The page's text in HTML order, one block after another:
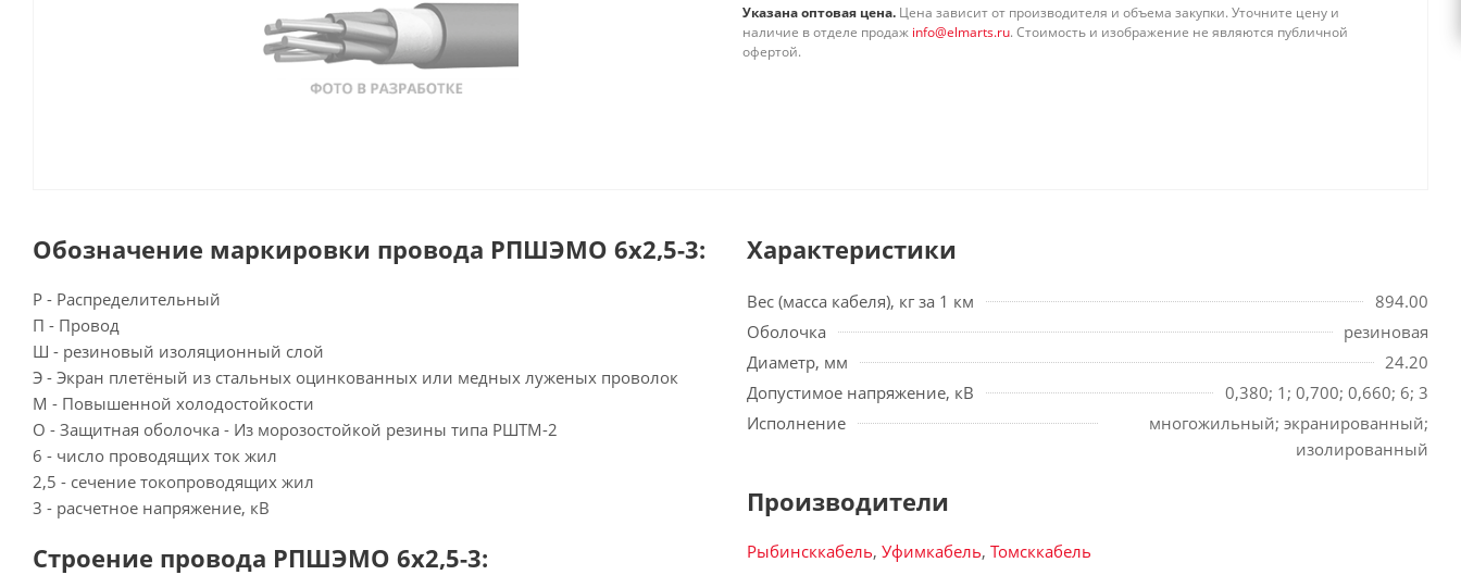
Указана оптовая цена. Цена зависит от производителя и объема закупки. Уточните цену и
наличие в отделе продаж info@elmarts.ru. Стоимость и изображение не являются публичной
офертой.
Обозначение маркировки провода РПШЭМО 6х2,5-3:
Р - Распределительный
П - Провод
Ш - резиновый изоляционный слой
Э - Экран плетёный из стальных оцинкованных или медных луженых проволок
М - Повышенной холодостойкости
О - Защитная оболочка - Из морозостойкой резины типа РШТМ-2
6 - число проводящих ток жил
2,5 - сечение токопроводящих жил
3 - расчетное напряжение, кВ
Строение провода РПШЭМО 6х2,5-3:
Характеристики
Вес (масса кабеля), кг за 1 км
894.00
Оболочка
резиновая
Диаметр, мм
24.20
Допустимое напряжение, кВ
0,380; 1; 0,700; 0,660; 6; 3
Исполнение
многожильный; экранированный;
изолированный
Производители
Рыбинсккабель, Уфимкабель, Томсккабель